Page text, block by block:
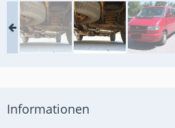
Informationen